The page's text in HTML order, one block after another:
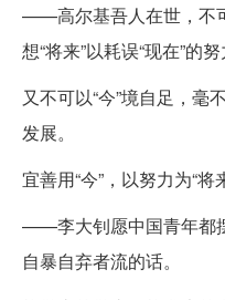
——高尔基吾人在世，不
想“将来”以耗误“现在”的努
又不可以“今”境自足，毫
发展。
宜善用“今”，以努力为“将
——李大钊愿中国青年都
自暴自弃者流的话。